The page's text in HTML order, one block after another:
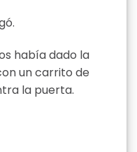
había dado la
un carrito de
la puerta.